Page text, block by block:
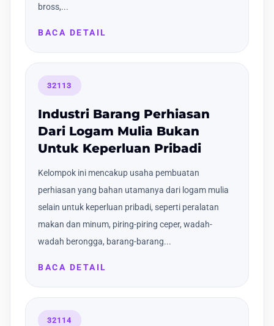
bross,...
BACA DETAIL
32113
Industri Barang Perhiasan
Dari Logam Mulia Bukan
Untuk Keperluan Pribadi
Kelompok ini mencakup usaha pembuatan
perhiasan yang bahan utamanya dari logam mulia
selain untuk keperluan pribadi, seperti peralatan
makan dan minum, piring-piring ceper, wadah-
wadah berongga, barang-barang...
BACA DETAIL
32114